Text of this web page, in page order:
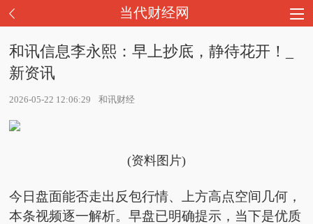
当代财经网
和讯信息李永熙：早上抄底，静待花开！_
新资讯
2026-05-22 12:06:29 和讯财经
(资料图片)
今日盘面能否走出反包行情、上方高点空间几何，
本条视频逐一解析。早盘已明确提示，当下是优质